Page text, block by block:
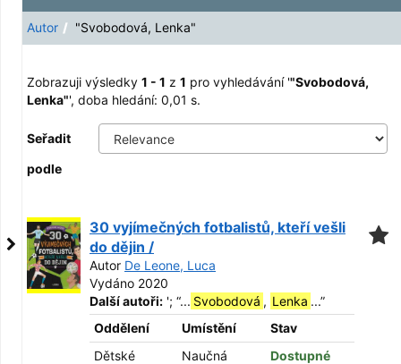
Autor "Svobodová, Lenka"
Zobrazuji výsledky 1 - 1 z 1 pro vyhledávání '"Svobodová,
Lenka"', doba hledání: 0,01 s.
Seřadit
podle
30 vyjímečných fotbalistů, kteří vešli
do dějin /
Autor De Leone, Luca
Vydáno 2020
Další autoři: '; “... Svobodová , Lenka ...”
Oddělení
Umístění
Stav
Dětské
Naučná
Dostupné